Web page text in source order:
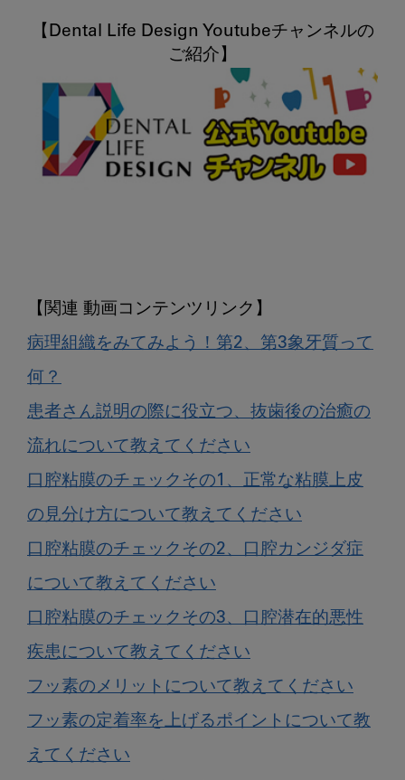
【Dental Life Design Youtubeチャンネルの
病理組織をみてみよう！第2、第3象牙質って
何？
患者さん説明の際に役立つ、抜歯後の治癒の
流れについて教えてください
口腔粘膜のチェックその1、正常な粘膜上皮
の見分け方について教えてください
口腔粘膜のチェックその2、口腔カンジダ症
について教えてください
口腔粘膜のチェックその3、口腔潜在的悪性
疾患について教えてください
フッ素のメリットについて教えてください
フッ素の定着率を上げるポイントについて教
えてください